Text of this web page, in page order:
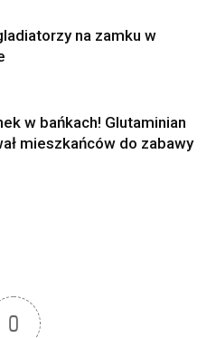
na zamku w
w bańkach! Glutaminian
mieszkańców do zabawy
0